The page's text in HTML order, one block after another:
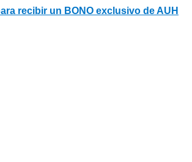
recibir un BONO exclusivo de AUH